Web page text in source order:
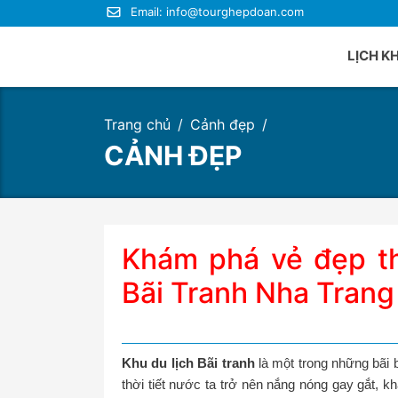
Email: info@tourghepdoan.com
LỊCH
Du
Trang chủ Cảnh đẹp
CẢNH ĐẸP
Khám phá vẻ đẹp
Bãi Tranh Nha Trang
Khu du lịch Bãi tranhlà một trong những bãi
thời tiết nước ta trở nên nắng nóng gay gắt,